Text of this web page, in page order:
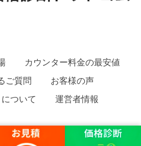
カウンター料金の最安値
ご質問
お客様の声
ついて
運営者情報